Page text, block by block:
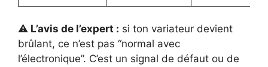
⚠️ L’avis de l’expert : si ton variateur devient
brûlant, ce n’est pas “normal avec
l’électronique”. C’est un signal de défaut ou de